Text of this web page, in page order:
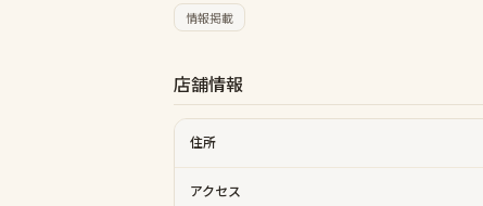
情報掲載
店舗情報
住所
アクセス